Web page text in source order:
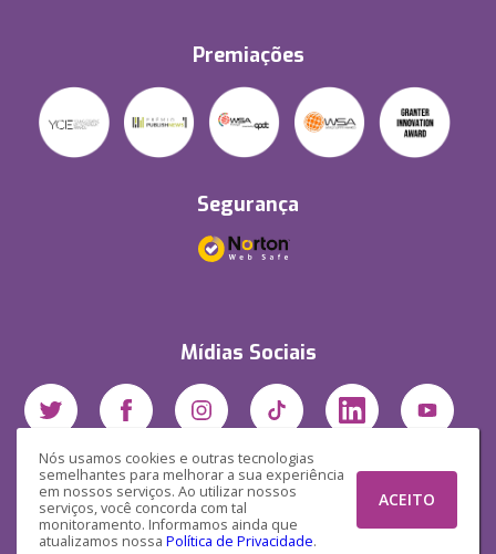
Nós usamos cookies e outras tecnologias
semelhantes para melhorar a sua experiência
em nossos serviços. Ao utilizar nossos
serviços, você concorda com tal
monitoramento. Informamos ainda que
atualizamos nossa Política de Privacidade.
ACEITO
Premiações
Segurança
Mídias Sociais